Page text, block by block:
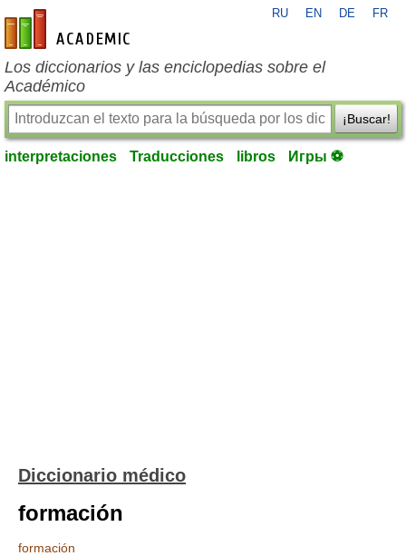
es-academic.com
RU EN DE FR
Los diccionarios y las enciclopedias sobre el
Académico
¡Buscar!
interpretaciones Traducciones libros Игры ⚽
Diccionario médico
formación
formación